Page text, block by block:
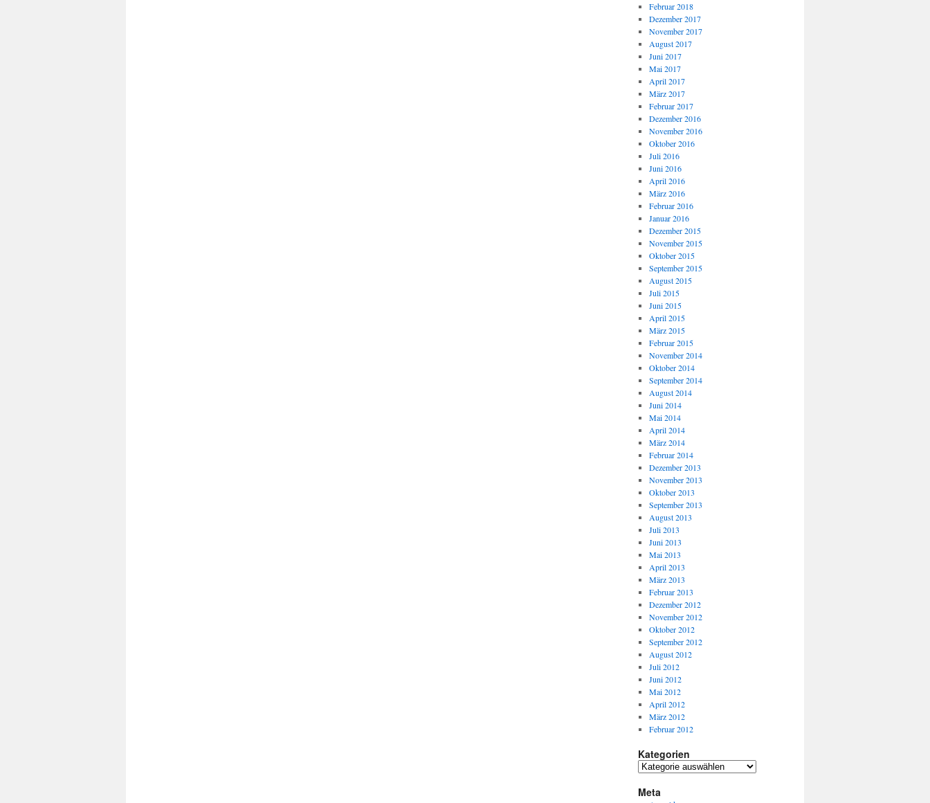
Februar 2018
Dezember 2017
November 2017
August 2017
Juni 2017
Mai 2017
April 2017
März 2017
Februar 2017
Dezember 2016
November 2016
Oktober 2016
Juli 2016
Juni 2016
April 2016
März 2016
Februar 2016
Januar 2016
Dezember 2015
November 2015
Oktober 2015
September 2015
August 2015
Juli 2015
Juni 2015
April 2015
März 2015
Februar 2015
November 2014
Oktober 2014
September 2014
August 2014
Juni 2014
Mai 2014
April 2014
März 2014
Februar 2014
Dezember 2013
November 2013
Oktober 2013
September 2013
August 2013
Juli 2013
Juni 2013
Mai 2013
April 2013
März 2013
Februar 2013
Dezember 2012
November 2012
Oktober 2012
September 2012
August 2012
Juli 2012
Juni 2012
Mai 2012
April 2012
März 2012
Februar 2012
Kategorien
Meta